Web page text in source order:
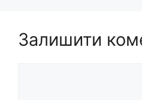
Залишити